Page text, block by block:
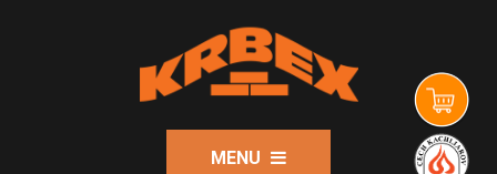
MENU